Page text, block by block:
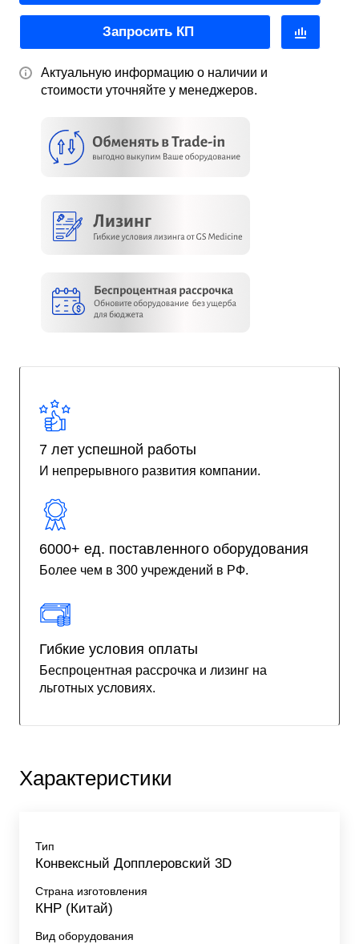
Запросить КП
Актуальную информацию о наличии и
стоимости уточняйте у менеджеров.
7 лет успешной работы
И непрерывного развития компании.
6000+ ед. поставленного оборудования
Более чем в 300 учреждений в РФ.
Гибкие условия оплаты
Беспроцентная рассрочка и лизинг на
льготных условиях.
Характеристики
Тип
Конвексный Допплеровский 3D
Страна изготовления
КНР (Китай)
Вид оборудования